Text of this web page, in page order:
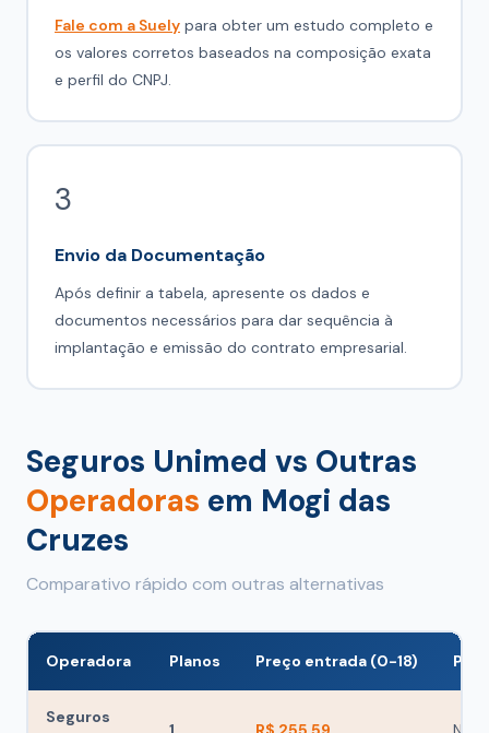
Fale com a Suely para obter um estudo completo e
os valores corretos baseados na composição exata
e perfil do CNPJ.
3
Envio da Documentação
Após definir a tabela, apresente os dados e
documentos necessários para dar sequência à
implantação e emissão do contrato empresarial.
Seguros Unimed vs Outras
Operadoras em Mogi das
Cruzes
Comparativo rápido com outras alternativas
Operadora Planos Preço entrada (0-18)
Seguros